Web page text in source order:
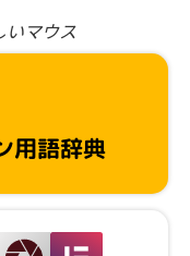
いマウス
用語辞典